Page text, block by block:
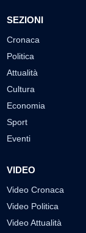
SEZIONI
Cronaca
Politica
Attualità
Cultura
Economia
Sport
Eventi
VIDEO
Video Cronaca
Video Politica
Video Attualità